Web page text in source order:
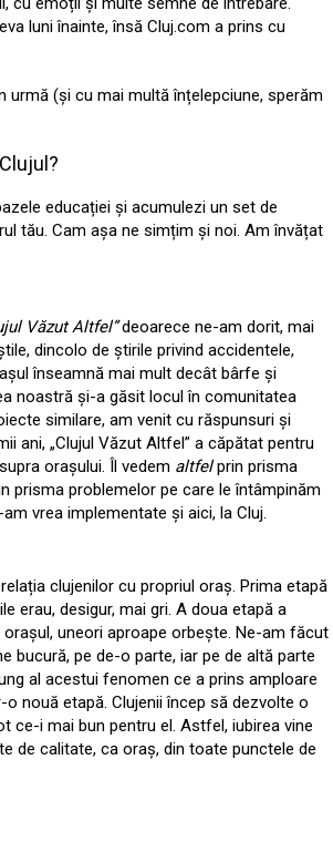
luni înainte, însă Cluj.com a prins cu
urmă (și cu mai multă înțelepciune, sperăm
educației și acumulezi un set de
tău. Cam așa ne simțim și noi. Am învățat
Văzut Altfel”deoarece ne-am dorit, mai
dincolo de știrile privind accidentele,
înseamnă mai mult decât bârfe și
noastră și-a găsit locul în comunitatea
similare, am venit cu răspunsuri și
ani, „Clujul Văzut Altfel” a căpătat pentru
orașului. Îl vedem altfelprin prisma
prisma problemelor pe care le întâmpinăm
vrea implementate și aici, la Cluj.
clujenilor cu propriul oraș. Prima etapă
erau, desigur, mai gri. A doua etapă a
uneori aproape orbește. Ne-am făcut
bucură, pe de-o parte, iar pe de altă parte
al acestui fenomen ce a prins amploare
nouă etapă. Clujenii încep să dezvolte o
ce-i mai bun pentru el. Astfel, iubirea vine
de calitate, ca oraș, din toate punctele de